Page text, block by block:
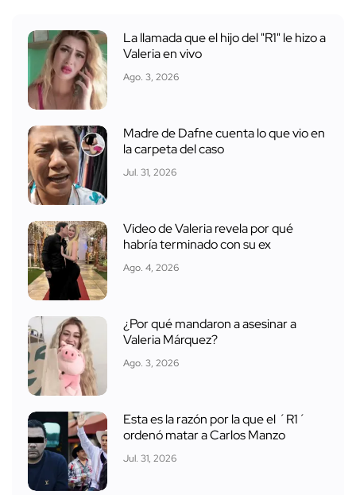
La llamada que el hijo del "R1" le hizo a
Valeria en vivo
Ago. 3, 2026
Madre de Dafne cuenta lo que vio en
la carpeta del caso
Jul. 31, 2026
Video de Valeria revela por qué
habría terminado con su ex
Ago. 4, 2026
¿Por qué mandaron a asesinar a
Valeria Márquez?
Ago. 3, 2026
Esta es la razón por la que el ´R1´
ordenó matar a Carlos Manzo
Jul. 31, 2026